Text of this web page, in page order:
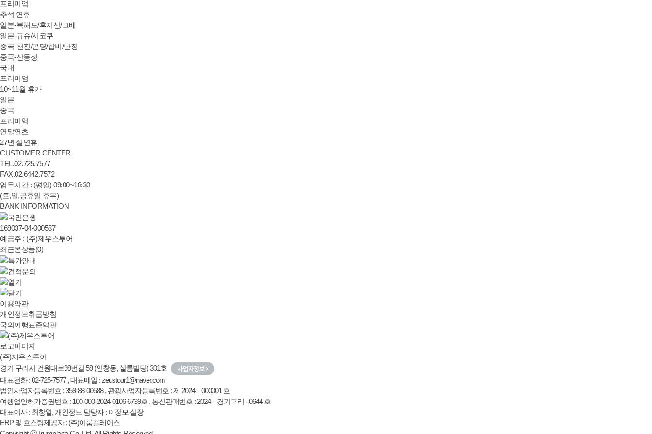
프리미엄
추석 연휴
일본-북해도/후지산/고베
일본-규슈/시코쿠
중국-천진/곤명/합비/난징
중국-산동성
국내
프리미엄
10~11월 휴가
일본
중국
프리미엄
연말연초
27년 설연휴
CUSTOMER CENTER
TEL.02.725.7577
FAX.02.6442.7572
업무시간 : (평일) 09:00~18:30
(토,일,공휴일 휴무)
BANK INFORMATION
169037-04-000587
예금주 : (주)제우스투어
최근본상품(0)
이용약관
개인정보취급방침
국외여행표준약관
(주)제우스투어
경기 구리시 건원대로99번길 59 (인창동, 살롬빌딩) 301호
대표전화 : 02-725-7577 , 대표메일 : zeustour1@naver.com
법인사업자등록번호 : 359-88-00588 , 관광사업자등록번호 : 제 2024 – 000001 호
여행업인허가증권번호 : 100-000-2024-0106 6739호 , 통신판매번호 : 2024 – 경기구리 - 0644 호
대표이사 : 최창열, 개인정보 담당자 : 이정모 실장
ERP 및 호스팅제공자 : (주)이룸플레이스